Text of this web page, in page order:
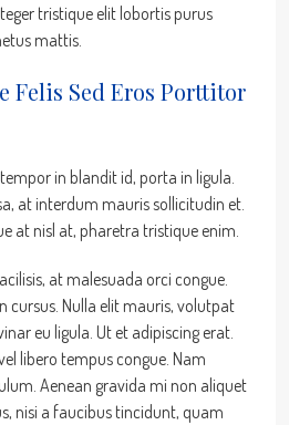
tristique elit lobortis purus
mattis.
Felis Sed Eros Porttitor
in blandit id, porta in ligula.
at interdum mauris sollicitudin et.
at nisl at, pharetra tristique enim.
at malesuada orci congue.
cursus. Nulla elit mauris, volutpat
eu ligula. Ut et adipiscing erat.
libero tempus congue. Nam
Aenean gravida mi non aliquet
nisi a faucibus tincidunt, quam